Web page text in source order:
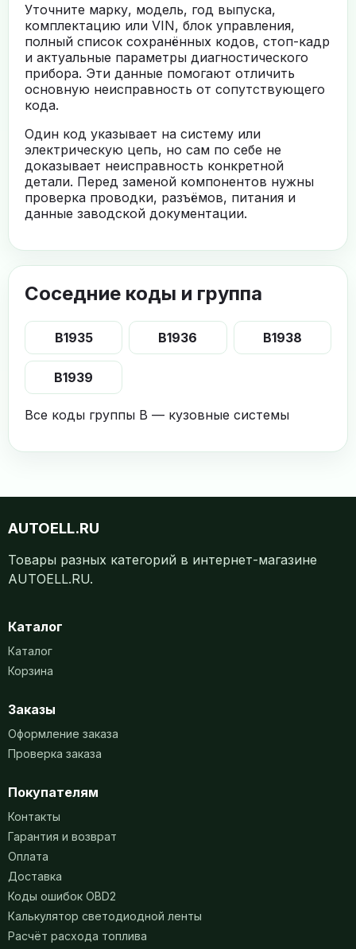
Уточните марку, модель, год выпуска,
комплектацию или VIN, блок управления,
полный список сохранённых кодов, стоп-кадр
и актуальные параметры диагностического
прибора. Эти данные помогают отличить
основную неисправность от сопутствующего
кода.
Один код указывает на систему или
электрическую цепь, но сам по себе не
доказывает неисправность конкретной
детали. Перед заменой компонентов нужны
проверка проводки, разъёмов, питания и
данные заводской документации.
Соседние коды и группа
B1935 B1936 B1938
B1939
Все коды группы B — кузовные системы
AUTOELL.RU
Товары разных категорий в интернет-магазине
AUTOELL.RU.
Каталог
Каталог
Корзина
Заказы
Оформление заказа
Проверка заказа
Покупателям
Контакты
Гарантия и возврат
Оплата
Доставка
Коды ошибок OBD2
Калькулятор светодиодной ленты
Расчёт расхода топлива